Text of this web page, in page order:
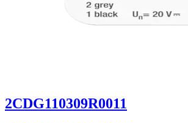
2CDG110309R0011